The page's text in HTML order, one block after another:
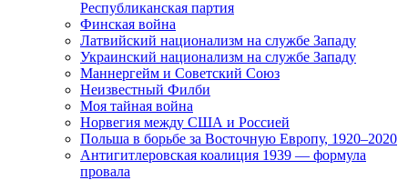
Республиканская партия
Финская война
Латвийский национализм на службе Западу
Украинский национализм на службе Западу
Маннергейм и Советский Союз
Неизвестный Филби
Моя тайная война
Норвегия между США и Россией
Польша в борьбе за Восточную Европу, 1920–2020
Антигитлеровская коалиция 1939 — формула
провала